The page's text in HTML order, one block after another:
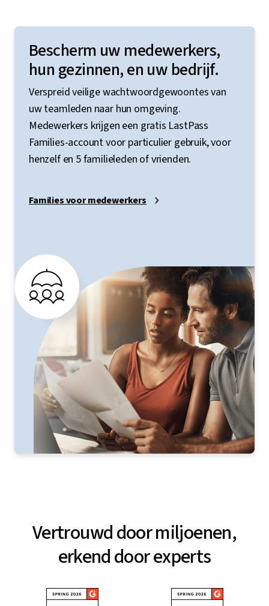
Bescherm uw medewerkers,
hun gezinnen, en uw bedrijf.
Verspreid veilige wachtwoordgewoontes van
uw teamleden naar hun omgeving.
Medewerkers krijgen een gratis LastPass
Families-account voor particulier gebruik, voor
henzelf en 5 familieleden of vrienden.
Families voor medewerkers
Vertrouwd door miljoenen,
erkend door experts